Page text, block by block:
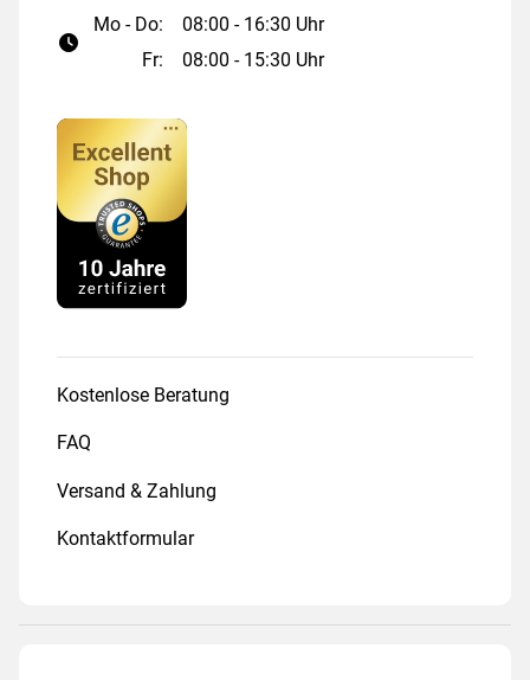
Mo - Do:
08:00 - 16:30 Uhr
Fr:
08:00 - 15:30 Uhr
Kostenlose Beratung
FAQ
Versand & Zahlung
Kontaktformular